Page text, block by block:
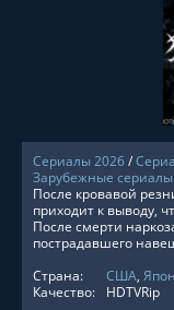
Сериалы 2026/
Зарубежные сериалы
После кровавой
приходит к выводу,
После смерти
пострадавшего
Страна:
США,
Качество:
HDTVRip